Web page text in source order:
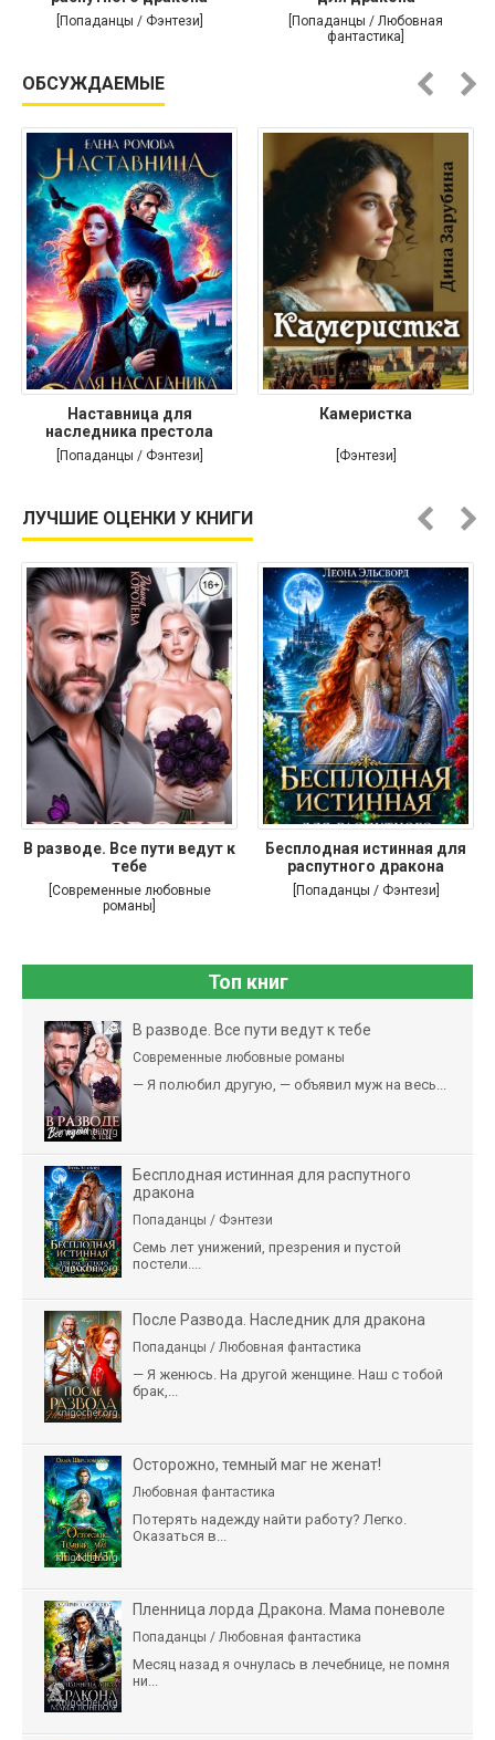
[Попаданцы / Фэнтези]
[Попаданцы / Любовная
фантастика]
ОБСУЖДАЕМЫЕ
Наставница для
наследника престола
[Попаданцы / Фэнтези]
Камеристка
[Фэнтези]
ЛУЧШИЕ ОЦЕНКИ У КНИГИ
В разводе. Все пути ведут к
тебе
[Современные любовные
романы]
Бесплодная истинная для
распутного дракона
[Попаданцы / Фэнтези]
Топ книг
В разводе. Все пути ведут к тебе
Современные любовные романы
— Я полюбил другую, — объявил муж на весь...
Бесплодная истинная для распутного
дракона
Попаданцы / Фэнтези
Семь лет унижений, презрения и пустой
постели....
После Развода. Наследник для дракона
Попаданцы / Любовная фантастика
— Я женюсь. На другой женщине. Наш с тобой
брак,...
Осторожно, темный маг не женат!
Любовная фантастика
Потерять надежду найти работу? Легко.
Оказаться в...
Пленница лорда Дракона. Мама поневоле
Попаданцы / Любовная фантастика
Месяц назад я очнулась в лечебнице, не помня
ни...